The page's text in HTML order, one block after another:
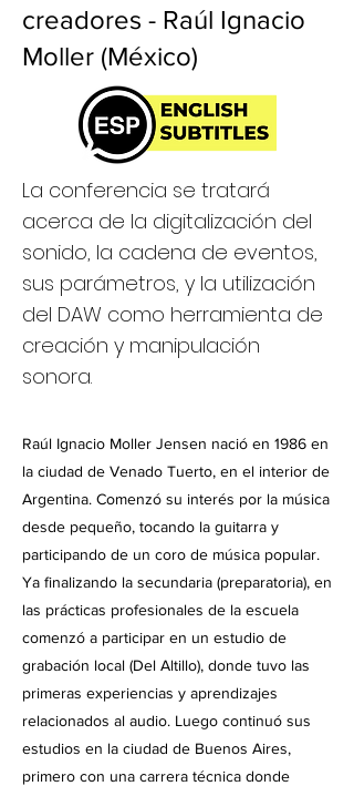
creadores - Raúl Ignacio
Moller (México)
La conferencia se tratará
acerca de la digitalización del
sonido, la cadena de eventos,
sus parámetros, y la utilización
del DAW como herramienta de
creación y manipulación
sonora.
Raúl Ignacio Moller Jensen nació en 1986 en
la ciudad de Venado Tuerto, en el interior de
Argentina. Comenzó su interés por la música
desde pequeño, tocando la guitarra y
participando de un coro de música popular.
Ya finalizando la secundaria (preparatoria), en
las prácticas profesionales de la escuela
comenzó a participar en un estudio de
grabación local (Del Altillo), donde tuvo las
primeras experiencias y aprendizajes
relacionados al audio. Luego continuó sus
estudios en la ciudad de Buenos Aires,
primero con una carrera técnica donde